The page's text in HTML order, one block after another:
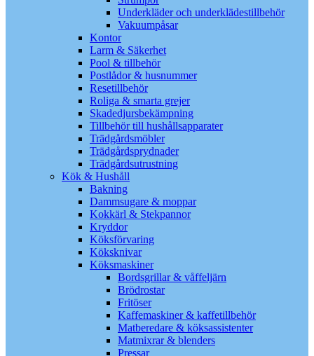
Underkläder och underklädestillbehör
Vakuumpåsar
Kontor
Larm & Säkerhet
Pool & tillbehör
Postlådor & husnummer
Resetillbehör
Roliga & smarta grejer
Skadedjursbekämpning
Tillbehör till hushållsapparater
Trädgårdsmöbler
Trädgårdsprydnader
Trädgårdsutrustning
Kök & Hushåll
Bakning
Dammsugare & moppar
Kokkärl & Stekpannor
Kryddor
Köksförvaring
Köksknivar
Köksmaskiner
Bordsgrillar & våffeljärn
Brödrostar
Fritöser
Kaffemaskiner & kaffetillbehör
Matberedare & köksassistenter
Matmixrar & blenders
Pressar